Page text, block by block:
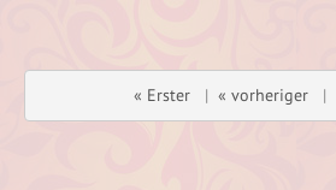
« Erster | « vorheriger |